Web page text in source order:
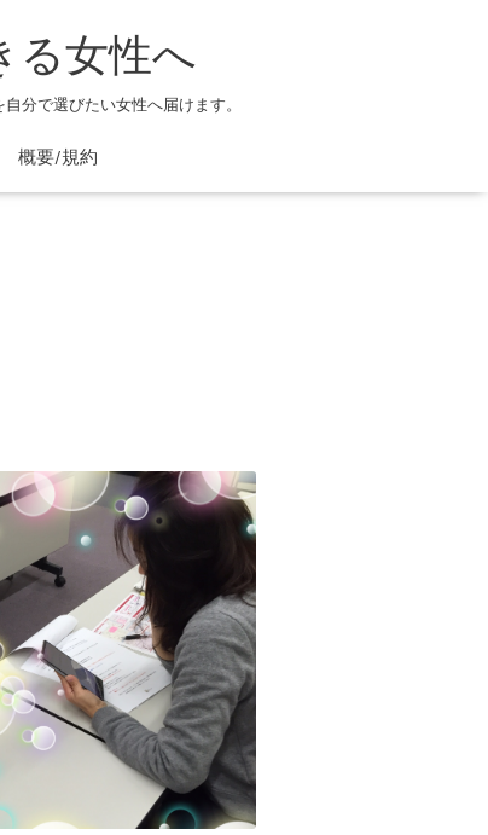
る女性へ
分で選びたい女性へ届けます。
概要/規約